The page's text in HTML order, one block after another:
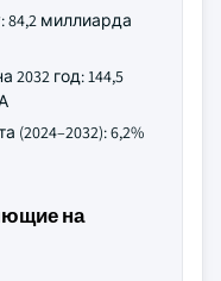
84,2 миллиарда
год: 144,5
6,2%
на